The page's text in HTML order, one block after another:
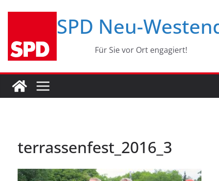
SPD Neu-
Für Sie vor Ort engagiert!
terrassenfest_2016_3